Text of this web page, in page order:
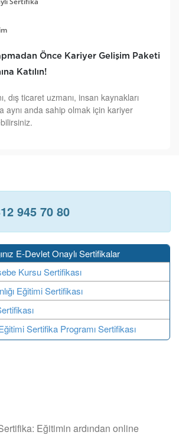
Önce Kariyer Gelişim Paketi
Katılın!
dış ticaret uzmanı, insan kaynakları
aynı anda sahip olmak için kariyer
945 70 80
E-Devlet Onaylı Sertifikalar
Kursu Sertifikası
Eğitimi Sertifikası
Sertifika Programı Sertifikası
Eğitimin ardından online